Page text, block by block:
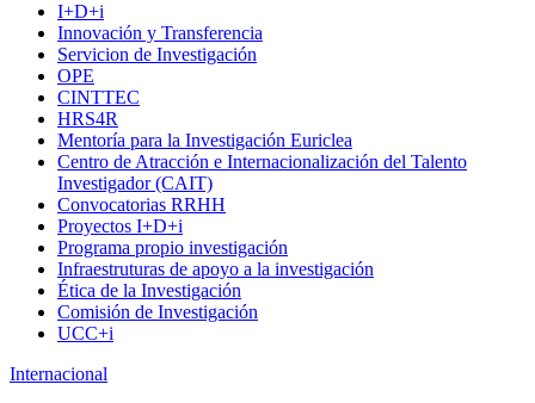
I+D+i
Innovación y Transferencia
Servicion de Investigación
OPE
CINTTEC
HRS4R
Mentoría para la Investigación Euriclea
Centro de Atracción e Internacionalización del Talento
Investigador (CAIT)
Convocatorias RRHH
Proyectos I+D+i
Programa propio investigación
Infraestruturas de apoyo a la investigación
Ética de la Investigación
Comisión de Investigación
UCC+i
Internacional